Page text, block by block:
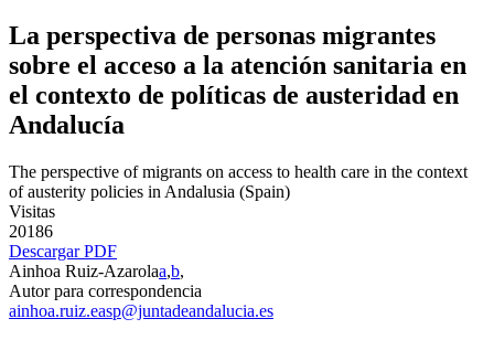
La perspectiva de personas migrantes
sobre el acceso a la atención sanitaria en
el contexto de políticas de austeridad en
Andalucía
The perspective of migrants on access to health care in the context
of austerity policies in Andalusia (Spain)
Visitas
20186
Descargar PDF
Ainhoa Ruiz-Azarolaa,b,
Autor para correspondencia
ainhoa.ruiz.easp@juntadeandalucia.es